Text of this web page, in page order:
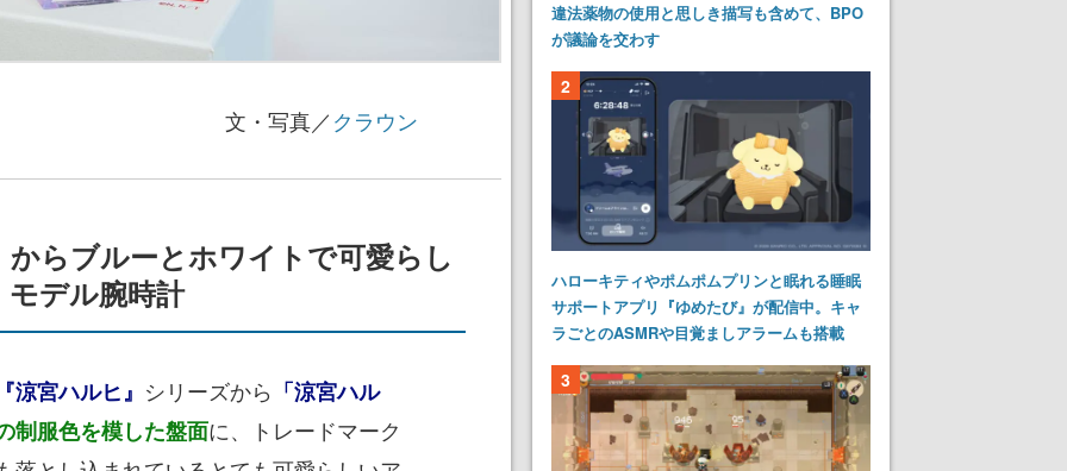
文・写真／クラウン
らブルーとホワイトで可愛らし
デル腕時計
涼宮ハルヒ』 シリーズから 「涼宮ハル
制服色を模した盤面に、トレードマーク
違法薬物の使用と思しき描写も含めて、BPO
が議論を交わす
2
ハローキティやポムポムプリンと眠れる睡眠
サポートアプリ『ゆめたび』が配信中。キャ
ラごとのASMRや目覚ましアラームも搭載
3